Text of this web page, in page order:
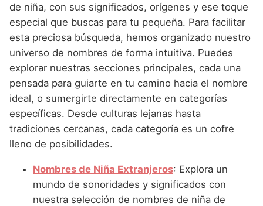
Nombres de Niña que empiezan por F
Nombres de Niña que empiezan por G
Nombres de Niña que empiezan por H
Nombres de Niña que empiezan por I
Nombres de Niña que empiezan por J
Nombres de Niña que empiezan por K
Nombres de Niña que empiezan por L
Nombres de Niña que empiezan por M
Nombres de Niña que empiezan por N
Nombres de Niña Mitológicos
Nombres de Niña Romanos
Nombres de Niña Vikingos
Nombres de Niña Franceses
Nombres de Niña Hispanoamericanos
Nombres de Niña Ingleses
Nombres de Niña Italianos
Nombres de Niña Japoneses
Nombres de Niña Judios
Nombres de Niña Marroquies
Nombres de Niña Portugueses
Nombres de Niña Rumanos
Nombres de Niña Asturianos
Nombres de Niña Baleares
Nombres de Niña Canarios
Nombres de Niña Cantabros
Nombres de Niña Castellanos
Nombres de Niña Catalanes
Nombres de Niña Gallegos
Nombres de Niña Madrileños
de niña, con sus significados, orígenes y ese toque
especial que buscas para tu pequeña. Para facilitar
esta preciosa búsqueda, hemos organizado nuestro
universo de nombres de forma intuitiva. Puedes
explorar nuestras secciones principales, cada una
pensada para guiarte en tu camino hacia el nombre
ideal, o sumergirte directamente en categorías
específicas. Desde culturas lejanas hasta
tradiciones cercanas, cada categoría es un cofre
lleno de posibilidades.
Nombres de Niña Extranjeros: Explora un
mundo de sonoridades y significados con
nuestra selección de nombres de niña de